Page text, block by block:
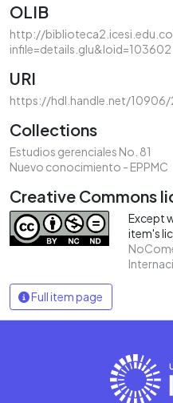
OLIB
http://
infile=details.glu&loid=103602
URI
https://hdl.handle.net/10906/
Collections
Estudios gerenciales No. 81
Nuevo conocimiento - EPPMC
Creative Commons
Except
item's
Full item page